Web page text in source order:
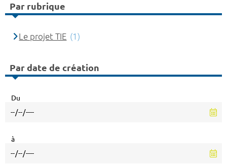
Par rubrique
Le projet TIE (1)
Par date de création
Du
à